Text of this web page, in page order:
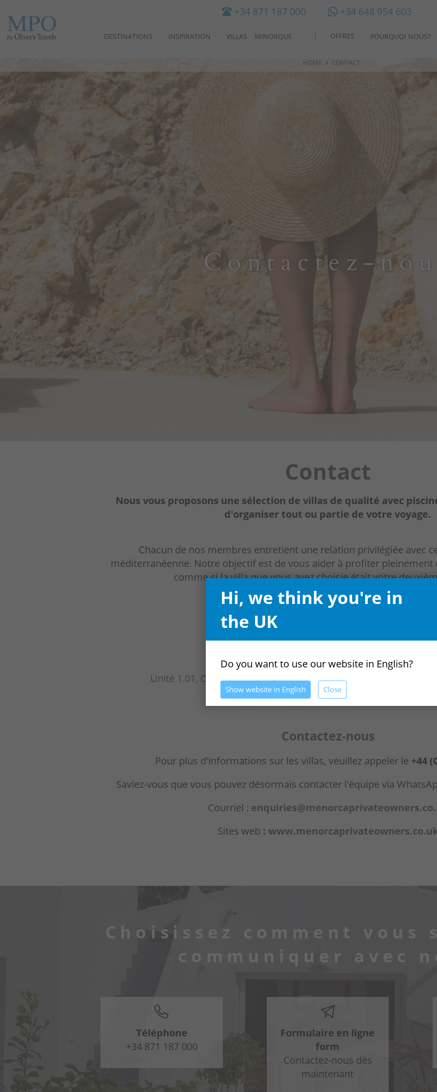
+34 871 187 000 +34 648 954 603
DESTINATIONS INSPIRATION VILLAS MINORQUE OFFRES POURQUOI NOUS?
Destinations
Pourquoi nous?
Propriétaires
Portail
HOME CONTACT
Contactez-
Contact
Nous vous proposons une sélection de villas de qualité avec
d'organiser tout ou partie de votre voyage.
Chacun de nos membres entretient une relation privilégiée avec
méditerranéenne. Notre objectif est de vous aider à profiter pleinement
comme si la villa que vous avez choisie était votre
Unité 1.01, Chester House, Kennington Park, 1-3 Brixton Rd,
Contactez-nous
Pour plus d'informations sur les villas, veuillez appeler le +44
Saviez-vous que vous pouvez désormais contacter l'équipe via
Courriel :
Sites web :
Choisissez comment vous
communiquer avec
Téléphone
+34 871 187 000
Formulaire en ligne
form
Contactez-nous dès
maintenant
Hi, we think you're in
the UK
Do you want to use our website in English?
Show website in English Close